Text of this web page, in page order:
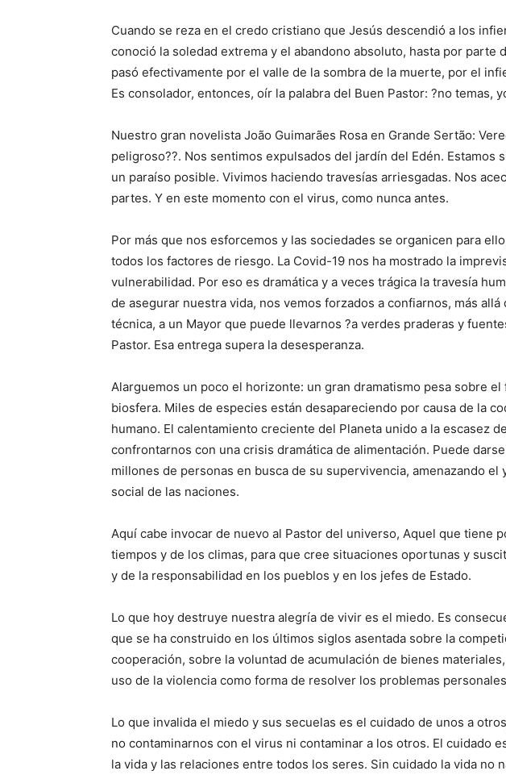
Cuando se reza en el credo cristiano que Jesús descendió a los
conoció la soledad extrema y el abandono absoluto, hasta por parte
pasó efectivamente por el valle de la sombra de la muerte, por el
Es consolador, entonces, oír la palabra del Buen Pastor: ?no temas,
Nuestro gran novelista João Guimarães Rosa en Grande Sertão:
peligroso??. Nos sentimos expulsados del jardín del Edén. Estamos
un paraíso posible. Vivimos haciendo travesías arriesgadas. Nos
partes. Y en este momento con el virus, como nunca antes.
Por más que nos esforcemos y las sociedades se organicen para
todos los factores de riesgo. La Covid-19 nos ha mostrado la
vulnerabilidad. Por eso es dramática y a veces trágica la travesía
de asegurar nuestra vida, nos vemos forzados a confiarnos, más allá
técnica, a un Mayor que puede llevarnos ?a verdes praderas y
Pastor. Esa entrega supera la desesperanza.
Alarguemos un poco el horizonte: un gran dramatismo pesa sobre
biosfera. Miles de especies están desapareciendo por causa de la
humano. El calentamiento creciente del Planeta unido a la escasez
confrontarnos con una crisis dramática de alimentación. Puede
millones de personas en busca de su supervivencia, amenazando
social de las naciones.
Aquí cabe invocar de nuevo al Pastor del universo, Aquel que tiene
tiempos y de los climas, para que cree situaciones oportunas y
y de la responsabilidad en los pueblos y en los jefes de Estado.
Lo que hoy destruye nuestra alegría de vivir es el miedo. Es
que se ha construido en los últimos siglos asentada sobre la
cooperación, sobre la voluntad de acumulación de bienes
uso de la violencia como forma de resolver los problemas
Lo que invalida el miedo y sus secuelas es el cuidado de unos a
no contaminarnos con el virus ni contaminar a los otros. El cuidado
la vida y las relaciones entre todos los seres. Sin cuidado la vida no